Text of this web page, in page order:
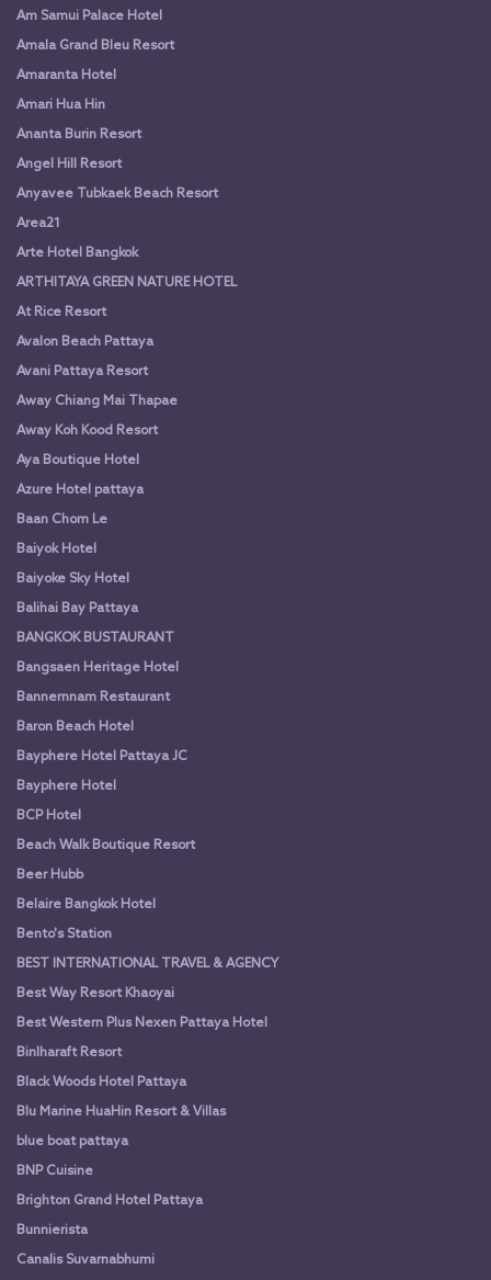
Am Samui Palace Hotel
Amala Grand Bleu Resort
Amaranta Hotel
Amari Hua Hin
Ananta Burin Resort
Angel Hill Resort
Anyavee Tubkaek Beach Resort
Area21
Arte Hotel Bangkok
ARTHITAYA GREEN NATURE HOTEL
At Rice Resort
Avalon Beach Pattaya
Avani Pattaya Resort
Away Chiang Mai Thapae
Away Koh Kood Resort
Aya Boutique Hotel
Azure Hotel pattaya
Baan Chom Le
Baiyok Hotel
Baiyoke Sky Hotel
Balihai Bay Pattaya
BANGKOK BUSTAURANT
Bangsaen Heritage Hotel
Bannernnam Restaurant
Baron Beach Hotel
Bayphere Hotel Pattaya JC
Bayphere Hotel
BCP Hotel
Beach Walk Boutique Resort
Beer Hubb
Belaire Bangkok Hotel
Bento's Station
BEST INTERNATIONAL TRAVEL & AGENCY
Best Way Resort Khaoyai
Best Western Plus Nexen Pattaya Hotel
Binlharaft Resort
Black Woods Hotel Pattaya
Blu Marine HuaHin Resort & Villas
blue boat pattaya
BNP Cuisine
Brighton Grand Hotel Pattaya
Bunnierista
Canalis Suvarnabhumi